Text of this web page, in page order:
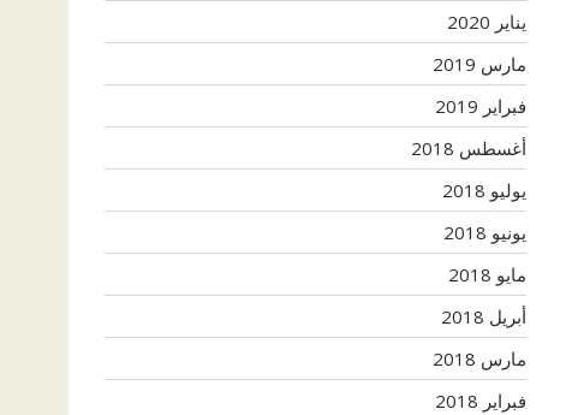
يناير 2020
مارس 2019
فبراير 2019
أغسطس 2018
يوليو 2018
يونيو 2018
مايو 2018
أبريل 2018
مارس 2018
فبراير 2018